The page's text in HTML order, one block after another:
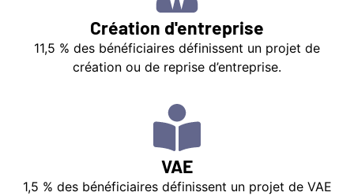
Création d'entreprise
11,5 % des bénéficiaires définissent un projet de
création ou de reprise d’entreprise.
VAE
1,5 % des bénéficiaires définissent un projet de VAE